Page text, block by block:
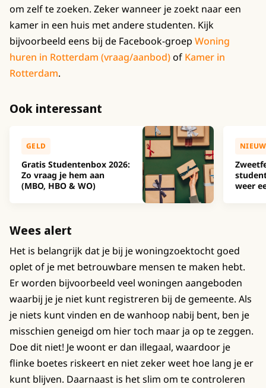
om zelf te zoeken. Zeker wanneer je zoekt naar een
kamer in een huis met andere studenten. Kijk
bijvoorbeeld eens bij de Facebook-groep Woning
huren in Rotterdam (vraag/aanbod)of Kamer in
Rotterdam.
Ook interessant
GELD
Gratis Studentenbox 2026:
Zo vraag je hem aan
(MBO, HBO & WO)
weer
Wees alert
Het is belangrijk dat je bij je woningzoektocht goed
oplet of je met betrouwbare mensen te maken hebt.
Er worden bijvoorbeeld veel woningen aangeboden
waarbij je je niet kunt registreren bij de gemeente. Als
je niets kunt vinden en de wanhoop nabij bent, ben je
misschien geneigd om hier toch maar ja op te zeggen.
Doe dit niet! Je woont er dan illegaal, waardoor je
flinke boetes riskeert en niet zeker weet hoe lang je er
kunt blijven. Daarnaast is het slim om te controleren